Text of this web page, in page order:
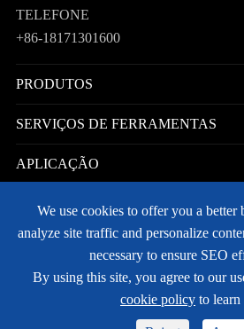
TELEFONE
+86-18171301600
PRODUTOS
SERVIÇOS DE FERRAMENTAS
APLICAÇÃO
LINKS RÁPIDOS
Direitos autorais©JoyJet Precision
We use cookies to offer you a better
analyze site traffic and personalize
necessary to ensure SEO
By using this site, you agree to our
cookie policy to learn